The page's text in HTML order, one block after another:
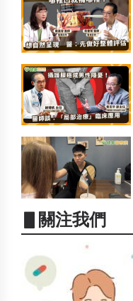
▋關注我們